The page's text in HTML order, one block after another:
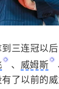
三连冠以
、 威姆斯
了以前的